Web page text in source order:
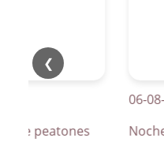
❮
de peatones
06-